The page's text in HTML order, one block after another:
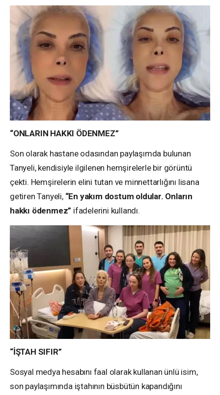
“ONLARIN HAKKI ÖDENMEZ”
Son olarak hastane odasından paylaşımda bulunan
Tanyeli, kendisiyle ilgilenen hemşirelerle bir görüntü
çekti. Hemşirelerin elini tutan ve minnettarlığını lisana
getiren Tanyeli, “En yakım dostum oldular. Onların
hakkı ödenmez” ifadelerini kullandı.
“İŞTAH SIFIR”
Sosyal medya hesabını faal olarak kullanan ünlü isim,
son paylaşımında iştahının büsbütün kapandığını